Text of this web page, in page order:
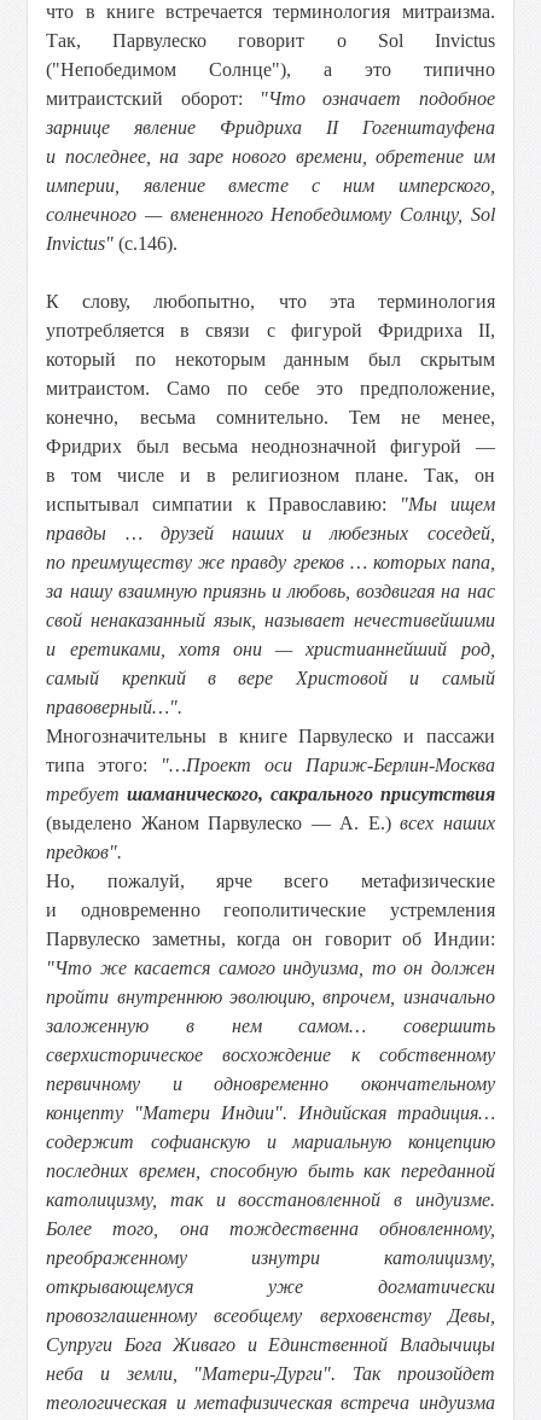
что в книге встречается терминология митраизма.
Так, Парвулеско говорит о Sol Invictus
("Непобедимом Солнце"), а это типично
митраистский оборот:
"Что означает подобное
зарнице явление Фридриха II Гогенштауфена
и последнее, на заре нового времени, обретение им
империи, явление вместе с ним имперского,
солнечного — вмененного Непобедимому Солнцу, Sol
Invictus" (с.146).
К слову, любопытно, что эта терминология
употребляется в связи с фигурой Фридриха II,
который по некоторым данным был скрытым
митраистом. Само по себе это предположение,
конечно, весьма сомнительно. Тем не менее,
Фридрих был весьма неоднозначной фигурой —
в том числе и в религиозном плане. Так, он
испытывал симпатии к Православию:
"Мы ищем
правды … друзей наших и любезных соседей,
по преимуществу же правду греков … которых папа,
за нашу взаимную приязнь и любовь, воздвигая на нас
свой ненаказанный язык, называет нечестивейшими
и еретиками, хотя они — христианнейший род,
самый крепкий в вере Христовой и самый
правоверный…".
Многозначительны в книге Парвулеско и пассажи
типа этого:
"…Проект оси Париж-Берлин-Москва
требуетшаманического, сакрального присутствия
(выделено Жаном Парвулеско — А. Е.)всех наших
предков".
Но, пожалуй, ярче всего метафизические
и одновременно геополитические устремления
Парвулеско заметны, когда он говорит об Индии:
"Что же касается самого индуизма, то он должен
пройти внутреннюю эволюцию, впрочем, изначально
заложенную в нем самом… совершить
сверхисторическое восхождение к собственному
первичному и одновременно окончательному
концепту "Матери Индии". Индийская традиция…
содержит софианскую и мариальную концепцию
последних времен, способную быть как переданной
католицизму, так и восстановленной в индуизме.
Более того, она тождественна обновленному,
преображенному изнутри католицизму,
открывающемуся уже догматически
провозглашенному всеобщему верховенству Девы,
Супруги Бога Живаго и Единственной Владычицы
неба и земли, "Матери-Дурги". Так произойдет
теологическая и метафизическая встреча индуизма